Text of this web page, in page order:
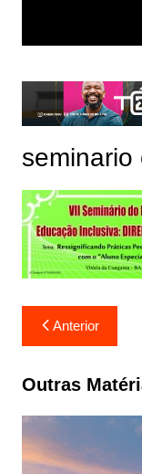
seminario
Navegação
de
Post
Anterior
Outras